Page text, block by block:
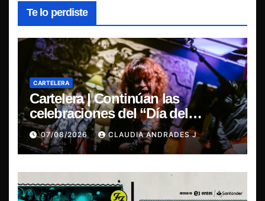
Te lo perdiste
CARTELERA
Cartelera | Continúan las
celebraciones del “Día del
Blues”, La Rox se presentará este
sábado en Concepción
07/08/2026 CLAUDIA ANDRADES J